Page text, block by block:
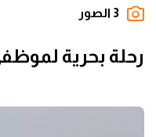
3 الصور
رحلة بحرية لموظفي